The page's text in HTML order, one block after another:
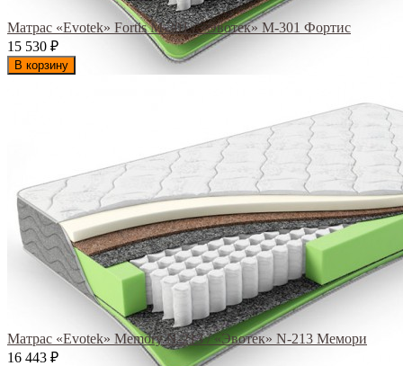
Матрас «Evotek» Fortis M-301 / «Эвотек» M-301 Фортис
15 530 ₽
В корзину
Матрас «Evotek» Memory N-213 / «Эвотек» N-213 Мемори
16 443 ₽